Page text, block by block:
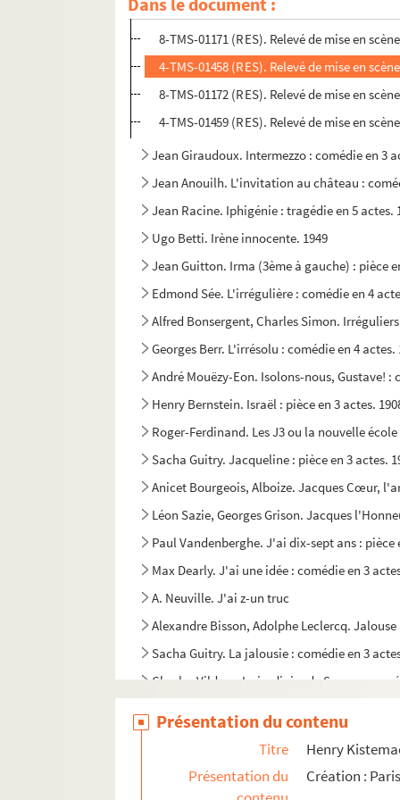
8-TMS-01170 (RES). Relevé de mise en
8-TMS-01171 (RES). Relevé de mise en
4-TMS-01458 (RES). Relevé de mise en
8-TMS-01172 (RES). Relevé de mise en
4-TMS-01459 (RES). Relevé de mise en
Jean Giraudoux. Intermezzo : comédie en 3
Jean Anouilh. L'invitation au château :
Jean Racine. Iphigénie : tragédie en 5 actes.
Ugo Betti. Irène innocente. 1949
Jean Guitton. Irma (3ème à gauche) : pièce
Edmond Sée. L'irrégulière : comédie en 4
Alfred Bonsergent, Charles Simon.
Georges Berr. L'irrésolu : comédie en 4 actes.
André Mouëzy-Eon. Isolons-nous, Gustave! :
Henry Bernstein. Israël : pièce en 3 actes.
Roger-Ferdinand. Les J3 ou la nouvelle
Sacha Guitry. Jacqueline : pièce en 3 actes.
Anicet Bourgeois, Alboize. Jacques Cœur,
Léon Sazie, Georges Grison. Jacques
Paul Vandenberghe. J'ai dix-sept ans : pièce
Max Dearly. J'ai une idée : comédie en 3
A. Neuville. J'ai z-un truc
Alexandre Bisson, Adolphe Leclercq. Jalouse
Sacha Guitry. La jalousie : comédie en 3
Charles Vildrac. Le jardinier de Samos :
Roger-Ferdinand. Je ne te connais plus :
Présentation du contenu
Titre
Henry
Présentation du
Création :